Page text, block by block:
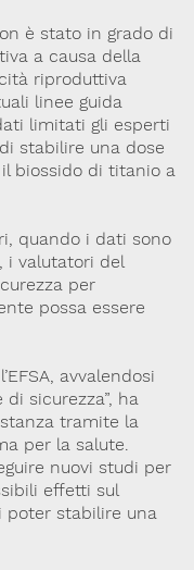
è stato in grado di
a causa della
riproduttiva
linee guida
limitati gli esperti
stabilire una dose
biossido di titanio a
quando i dati sono
i valutatori del
per
possa essere
avvalendosi
di sicurezza”, ha
tramite la
per la salute.
nuovi studi per
effetti sul
poter stabilire una